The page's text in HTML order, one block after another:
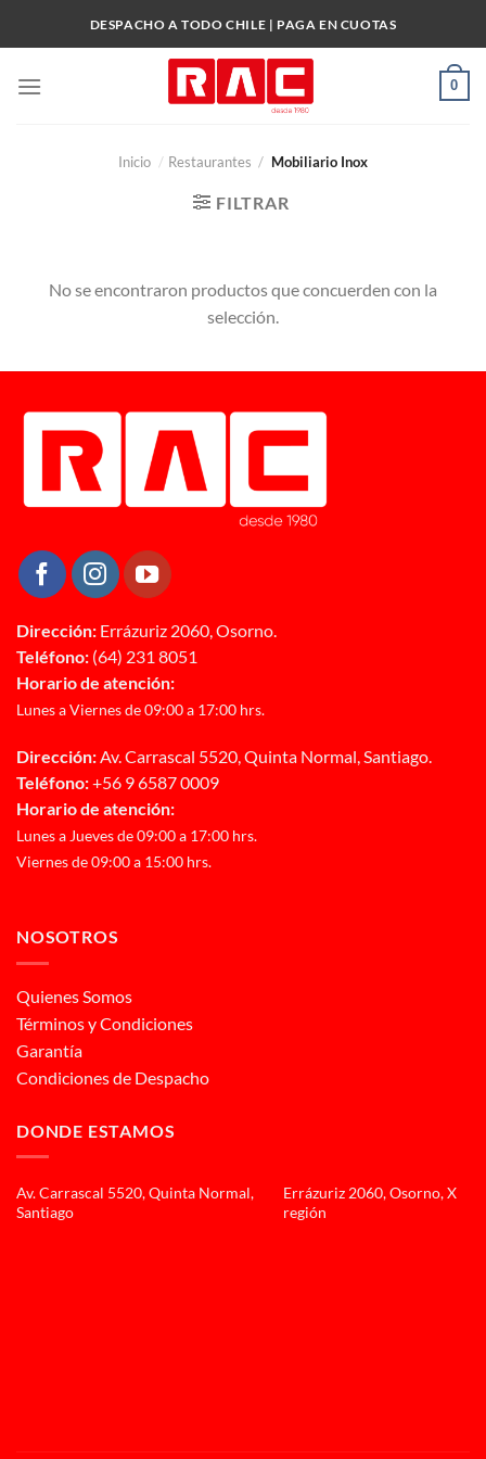
DESPACHO A TODO CHILE | PAGA EN CUOTAS
0
Inicio / Restaurantes / Mobiliario Inox
FILTRAR
No se encontraron productos que concuerden con la
selección.
Dirección: Errázuriz 2060, Osorno.
Teléfono: (64) 231 8051
Horario de atención:
Lunes a Viernes de 09:00 a 17:00 hrs.
Dirección:Av. Carrascal 5520, Quinta Normal, Santiago.
Teléfono:+56 9 6587 0009
Horario de atención:
Lunes a Jueves de 09:00 a 17:00 hrs.
Viernes de 09:00 a 15:00 hrs.
NOSOTROS
Quienes Somos
Términos y Condiciones
Garantía
Condiciones de Despacho
DONDE ESTAMOS
Av. Carrascal 5520, Quinta Normal,
Santiago
Errázuriz 2060, Osorno, X
región